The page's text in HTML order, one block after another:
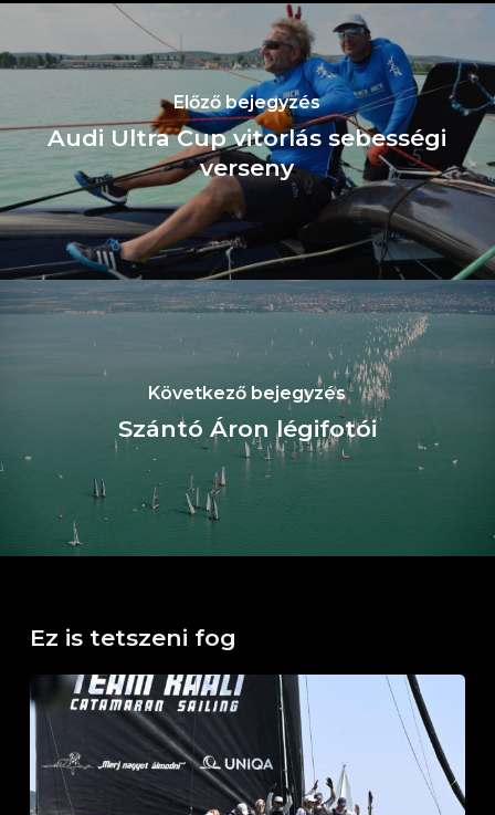
Előző bejegyzés
Audi Ultra Cup vitorlás sebességi
verseny
Következő bejegyzés
Szántó Áron légifotói
Ez is tetszeni fog
Horváth
Boldizsár
Emlékverseny
Balatonfüred,